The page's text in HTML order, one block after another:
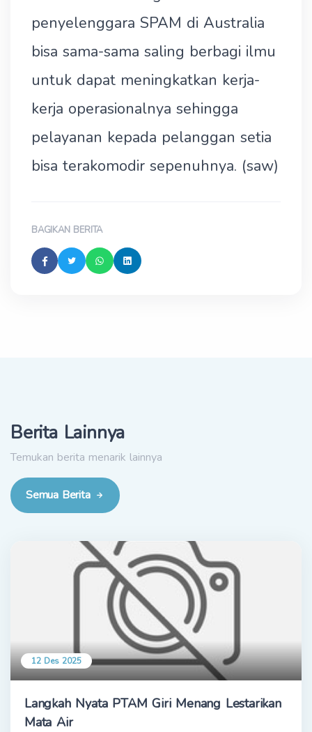
penyelenggara SPAM di Australia
bisa sama-sama saling berbagi ilmu
untuk dapat meningkatkan kerja-
kerja operasionalnya sehingga
pelayanan kepada pelanggan setia
bisa terakomodir sepenuhnya. (saw)
BAGIKAN BERITA
Berita Lainnya
Temukan berita menarik lainnya
Semua Berita
12 Des 2025
Langkah Nyata PTAM Giri Menang Lestarikan
Mata Air